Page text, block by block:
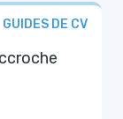
GUIDES DE CV